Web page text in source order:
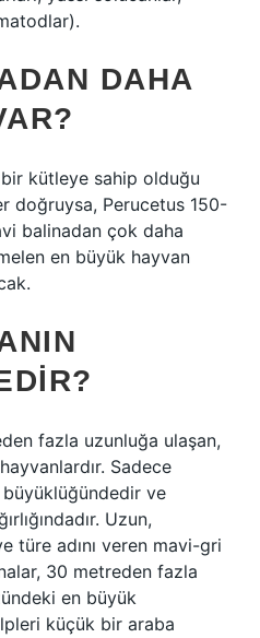
DAHA
kütleye sahip olduğu
doğruysa, Perucetus 150-
balinadan çok daha
en büyük hayvan
fazla uzunluğa ulaşan,
Sadece
ve
Uzun,
türe adını veren mavi-gri
30 metreden fazla
en büyük
küçük bir araba